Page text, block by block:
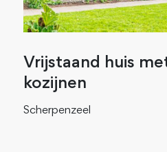
Vrijstaand huis
kozijnen
Scherpenzeel